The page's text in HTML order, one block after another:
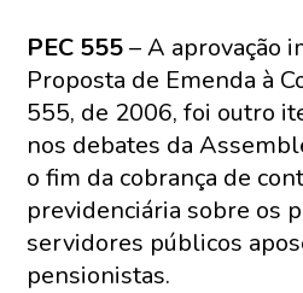
PEC 555– A aprovação
Proposta de Emenda à
555, de 2006, foi outro
nos debates da
o fim da cobrança de
previdenciária sobre os
servidores públicos
pensionistas.